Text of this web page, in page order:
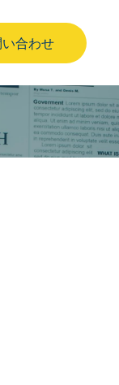
合わせ